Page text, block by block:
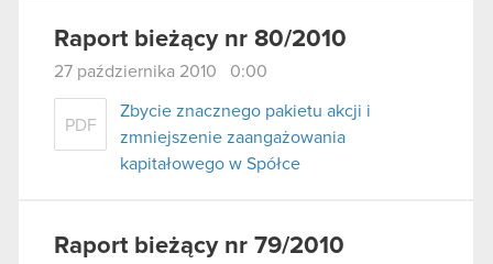
Raport bieżący nr 80/2010
27 października 2010 0:00
PDF
Zbycie znacznego pakietu akcji i
zmniejszenie zaangażowania
kapitałowego w Spółce
Raport bieżący nr 79/2010